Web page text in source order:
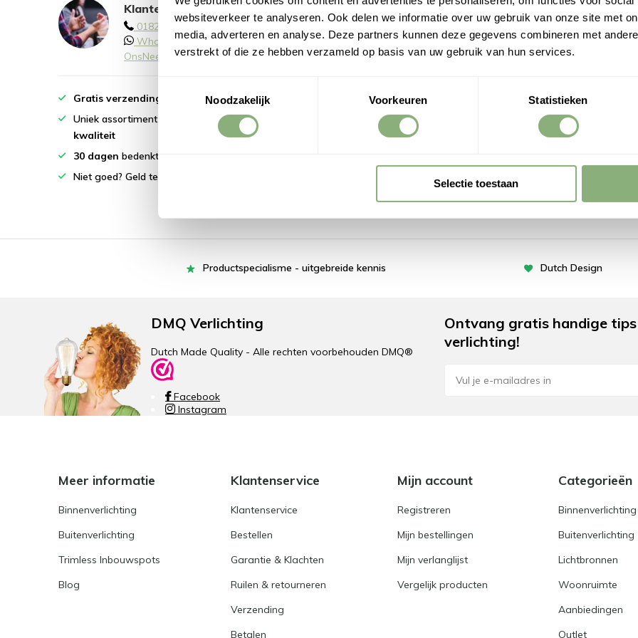
websiteverkeer te analyseren. Ook delen we informatie over uw gebruik van onze site met
media, adverteren en analyse. Deze partners kunnen deze gegevens combineren met
verstrekt of die ze hebben verzameld op basis van uw gebruik van hun services.
Noodzakelijk
Voorkeuren Statistieken
Selectie toestaan
Klantenservice
0182 - 890 170
Whatsapp
OnsNeem contact op
Gratis verzending
vanaf €49
Uniek assortiment van
hoogste
kwaliteit
30 dagen bedenktijd
Niet goed? Geld terug!
Productspecialisme - uitgebreide kennis Dutch Design
DMQ Verlichting
Dutch Made Quality - Alle rechten voorbehouden DMQ®
Facebook
Instagram
Ontvang gratis handige
verlichting!
Meer informatie
Binnenverlichting
Buitenverlichting
Trimless Inbouwspots
Blog
Klantenservice
Klantenservice
Bestellen
Garantie & Klachten
Ruilen & retourneren
Verzending
Betalen
Mijn account
Registreren
Mijn bestellingen
Mijn verlanglijst
Vergelijk producten
Categorieën
Binnenverlichting
Buitenverlichting
Lichtbronnen
Woonruimte
Aanbiedingen
Outlet